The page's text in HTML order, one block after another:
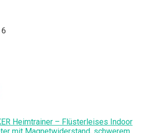
Heimtrainer – Flüsterleises Indoor